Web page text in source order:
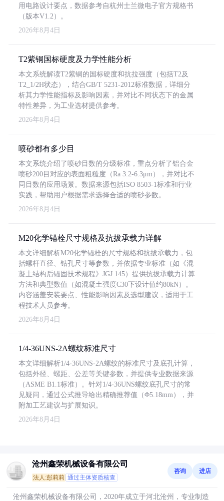
用电路设计要点，数据参考自杭州士兰微电子官方规格书
（版本V1.2）。
2026年8月4日
T2紫铜国标硬度及力学性能分析
本文系统解读T2紫铜的国标硬度和抗拉强度（包括T2及
T2_1/2H状态），结合GB/T 5231-2012标准数据，详细分
析其力学性能指标及影响因素，并对比不同状态下的金属
特性差异，为工业选材提供参考。
2026年8月4日
喷砂都有多少目
本文系统介绍了喷砂目数的分级标准，重点分析了铝合金
喷砂200目对应的表面粗糙度（Ra 3.2-6.3μm），并对比不
同目数的应用场景。数据来源包括ISO 8503-1标准和行业
实践，帮助用户根据需求选择合适的喷砂参数。
2026年8月4日
M20化学锚栓尺寸规格及抗拔承载力详解
本文详细解析M20化学锚栓的尺寸规格和抗拔承载力，包
括螺杆直径、钻孔尺寸等参数，并依据专业标准（如《混
凝土结构后锚固技术规程》JGJ 145）提供抗拔承载力计算
方法和典型数值（如混凝土强度C30下设计值约80kN）。
内容涵盖安装要点、性能影响因素及选型建议，适用于工
程技术人员参考。
2026年8月4日
1/4-36UNS-2A螺纹标准尺寸
本文详细解析1/4-36UNS-2A螺纹的标准尺寸及底孔计算，
包括外径、螺距、公差等关键参数，并提供专业数据来源
（ASME B1.1标准）。针对1/4-36UNS螺纹底孔尺寸的常
见疑问，通过公式推导给出精确推荐值（Φ5.18mm），并
附加工艺建议与扩展知识。
2026年8月4日
沧州鑫荣机械设备有限公司
法人:彭莉莉 通过主体资质核查
咨询 进店
沧州鑫荣机械设备有限公司，2020年成立于河北沧州，专业制造